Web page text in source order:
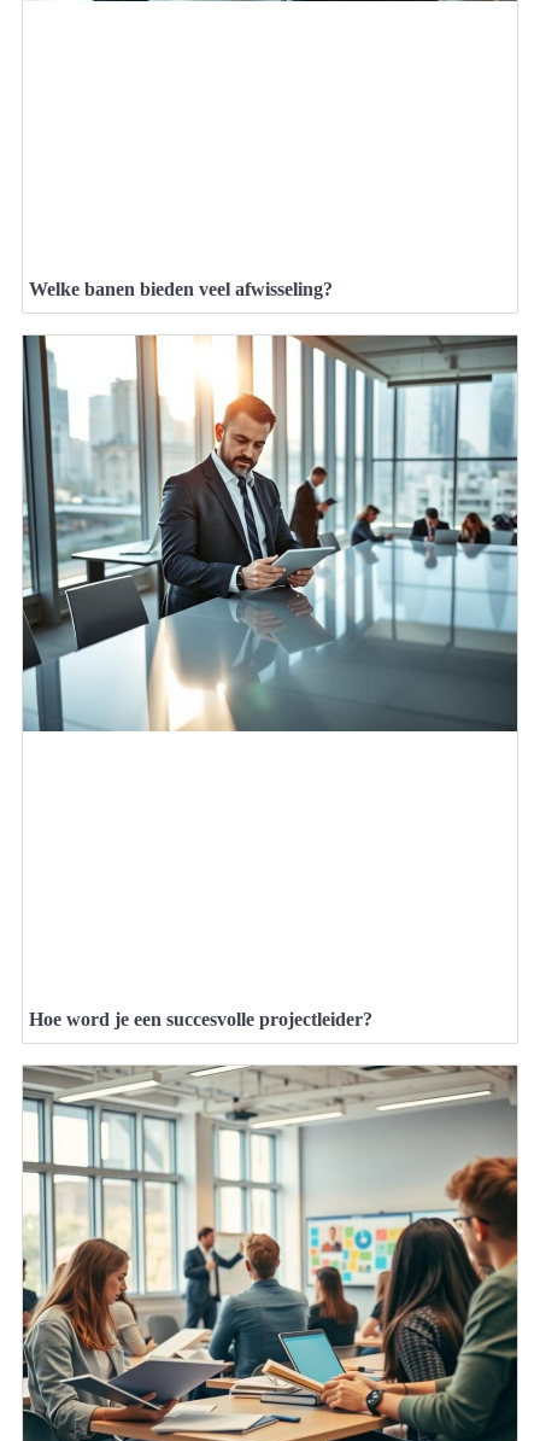
Welke banen bieden veel afwisseling?
Hoe word je een succesvolle projectleider?